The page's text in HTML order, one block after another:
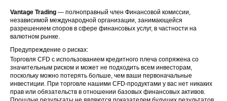
Vantage Trading — полноправный член Финансовой комиссии,
независимой международной организации, занимающейся
разрешением споров в сфере финансовых услуг, в частности на
валютном рынке.
Предупреждение о рисках:
Торговля CFD с использованием кредитного плеча сопряжена со
значительным риском и может не подходить всем инвесторам,
поскольку можно потерять больше, чем ваши первоначальные
инвестиции. При торговле нашими CFD-продуктами у вас нет никаких
прав или обязательств в отношении базовых финансовых активов.